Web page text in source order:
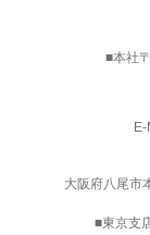
■本社
大阪府八尾市
■東京支